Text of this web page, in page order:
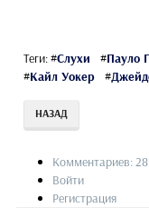
Теги:#Слухи #Пауло
#Кайл Уокер #
НАЗАД
Комментариев: 28
Войти
Регистрация